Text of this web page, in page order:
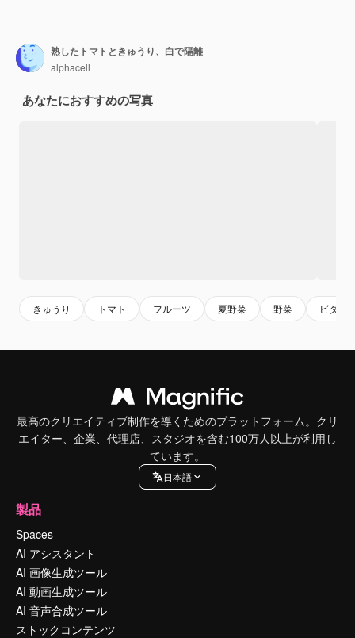
熟したトマトときゅうり、白で隔離
alphacell
あなたにおすすめの写真
きゅうり トマト フルーツ 夏野菜 野菜 ビタミ
最高のクリエイティブ制作を導くためのプラットフォーム。クリ
エイター、企業、代理店、スタジオを含む100万人以上が利用し
ています。
日本語
製品
Spaces
AI アシスタント
AI 画像生成ツール
AI 動画生成ツール
AI 音声合成ツール
ストックコンテンツ